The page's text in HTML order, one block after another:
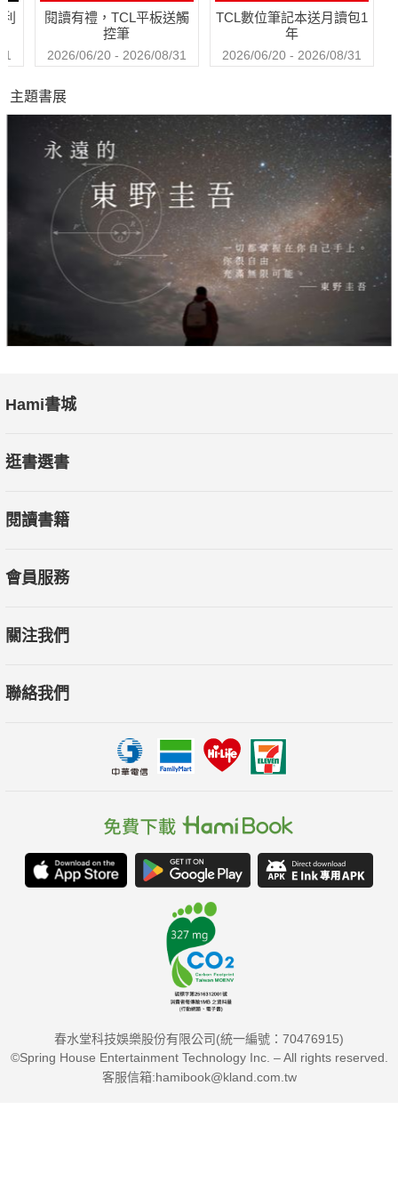
閱讀有禮，TCL平板送觸
控筆
2026/06/20 - 2026/08/31
TCL數位筆記本送月讀包1
年
2026/06/20 - 2026/08/31
主題書展
Hami書城
逛書選書
閱讀書籍
會員服務
關注我們
聯絡我們
春水堂科技娛樂股份有限公司(統一編號：70476915)
©Spring House Entertainment Technology Inc. – All rights reserved.
客服信箱:hamibook@kland.com.tw